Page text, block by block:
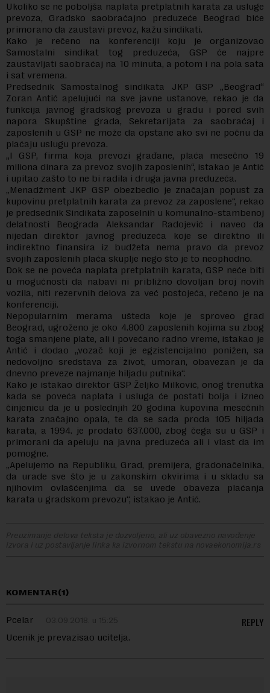
Ukoliko se ne poboljša naplata pretplatnih karata za usluge
prevoza, Gradsko saobraćajno preduzeće Beograd biće
primorano da zaustavi prevoz, kažu sindikati.
Kako je rečeno na konferenciji koju je organizovao
Samostalni sindikat tog preduzeća, GSP će najpre
zaustavljati saobraćaj na 10 minuta, a potom i na pola sata
i sat vremena.
Predsednik Samostalnog sindikata JKP GSP „Beograd“
Zoran Antić apelujući na sve javne ustanove, rekao je da
funkcija javnog gradskog prevoza u gradu i pored svih
napora Skupštine grada, Sekretarijata za saobraćaj i
zaposlenih u GSP ne može da opstane ako svi ne počnu da
plaćaju uslugu prevoza.
„I GSP, firma koja prevozi građane, plaća mesečno 19
miliona dinara za prevoz svojih zaposlenih“, istakao je Antić
i upitao zašto to ne bi radila i druga javna preduzeća.
„Menadžment JKP GSP obezbedio je značajan popust za
kupovinu pretplatnih karata za prevoz za zaposlene“, rekao
je predsednik Sindikata zaposelnih u komunalno-stambenoj
delatnosti Beograda Aleksandar Radojević i naveo da
nijedan direktor javnog preduzeća koje se direktno ili
indirektno finansira iz budžeta nema pravo da prevoz
svojih zaposlenih plaća skuplje nego što je to neophodno.
Dok se ne poveća naplata pretplatnih karata, GSP neće biti
u mogućnosti da nabavi ni približno dovoljan broj novih
vozila, niti rezervnih delova za već postojeća, rečeno je na
konferenciji.
Nepopularnim merama ušteda koje je sproveo grad
Beograd, ugroženo je oko 4.800 zaposlenih kojima su zbog
toga smanjene plate, ali i povećano radno vreme, istakao je
Antić i dodao „vozač koji je egzistencijalno ponižen, sa
nedovoljno sredstava za život, umoran, obavezan je da
dnevno preveze najmanje hiljadu putnika“.
Kako je istakao direktor GSP Željko Milković, onog trenutka
kada se poveća naplata i usluga će postati bolja i izneo
činjenicu da je u poslednjih 20 godina kupovina mesečnih
karata značajno opala, te da se sada proda 105 hiljada
karata, a 1994. je prodato 637.000, zbog čega su u GSP i
primorani da apeluju na javna preduzeća ali i vlast da im
pomogne.
„Apelujemo na Republiku, Grad, premijera, gradonačelnika,
da urade sve što je u zakonskim okvirima i u skladu sa
njihovim ovlašćenjima da se uvede obaveza plaćanja
karata u gradskom prevozu“, istakao je Antić.
Preuzimanje delova teksta je dozvoljeno, ali uz obavezno navođenje
izvora i uz postavljanje linka ka izvornom tekstu na novaekonomija.rs
KOMENTAR(1)
Pcelar 03.09.2018. u 15:25
Ucenik je prevazisao ucitelja.
REPLY